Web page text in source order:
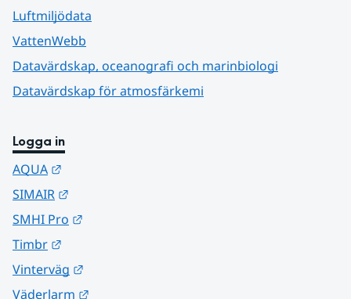
Luftmiljödata
VattenWebb
Datavärdskap, oceanografi och marinbiologi
Datavärdskap för atmosfärkemi
Logga in
AQUA
SIMAIR
SMHI Pro
Timbr
Vinterväg
Väderlarm